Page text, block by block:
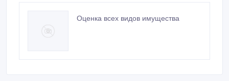
Оценка всех видов имущества